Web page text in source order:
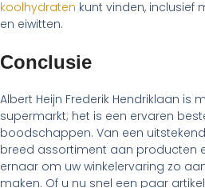
koolhydraten kunt vinden, inclusief
en eiwitten.
Conclusie
Albert Heijn Frederik Hendriklaan is
supermarkt; het is een ervaren
boodschappen. Van een
breed assortiment aan producten
ernaar om uw winkelervaring zo
maken. Of u nu snel een paar